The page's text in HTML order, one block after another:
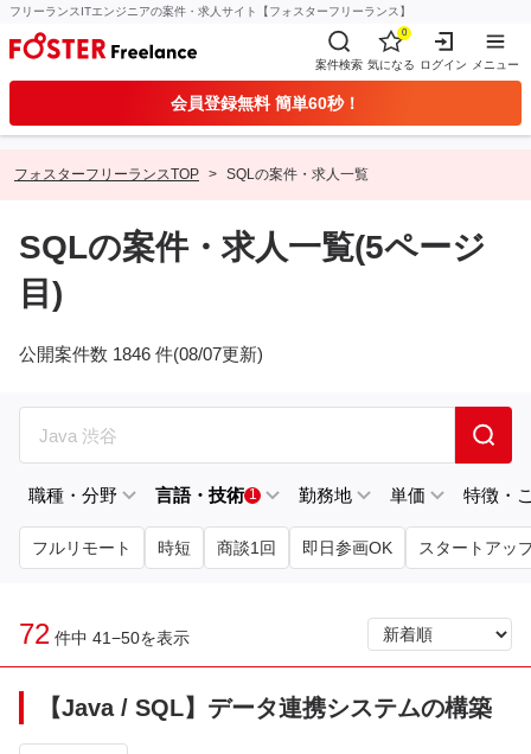
フリーランスITエンジニアの案件・求人サイト【フォスターフリーランス】
案件検索
0
気になる ログイン メニュー
会員登録無料 簡単60秒！
フォスターフリーランスTOP SQLの案件・求人一覧
SQLの案件・求人一覧(5ページ
目)
公開案件数 1846 件(08/07更新)
職種・分野 言語・技術 1 勤務地 単価 特徴・
フルリモート 時短 商談1回 即日参画OK スタートアッ
72 件中 41−50を表示
【Java / SQL】データ連携システムの構築